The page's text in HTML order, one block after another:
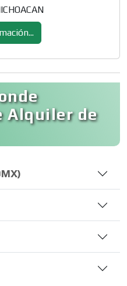
Alquiler de